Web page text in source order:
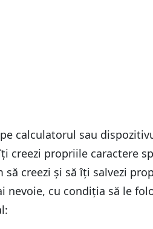
calculatorul sau
creezi propriile caractere
creezi și să îți salvezi
nevoie, cu condiția să le